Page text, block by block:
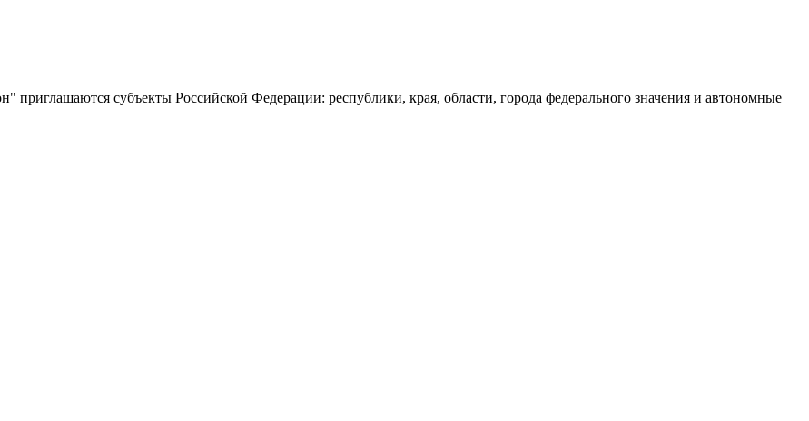
субъекты Российской Федерации: республики, края, области, города федерального значения и автономные